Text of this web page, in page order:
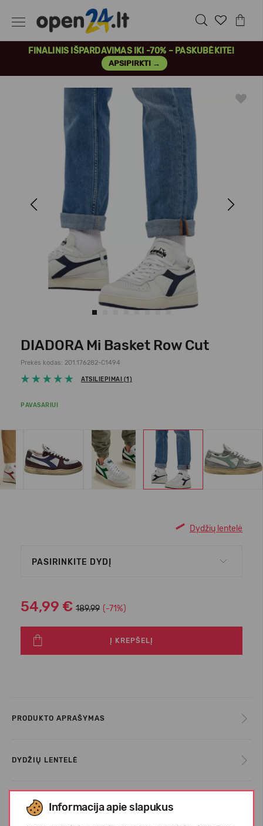
FINALINIS IŠPARDAVIMAS IKI -70% – PASKUBĖKITE!
APSIPIRKTI →
Informacija apie slapukus
Previous Next
DIADORA Mi Basket Row Cut
Prekės kodas: 201.176282-C1494
ATSILIEPIMAI (1)
PAVASARIUI
Dydžių lentelė
PASIRINKITE DYDĮ
54,99 € 189.99 (-71%)
Į KREPŠELĮ
PRODUKTO APRAŠYMAS
DYDŽIŲ LENTELĖ
APIE DIADORA